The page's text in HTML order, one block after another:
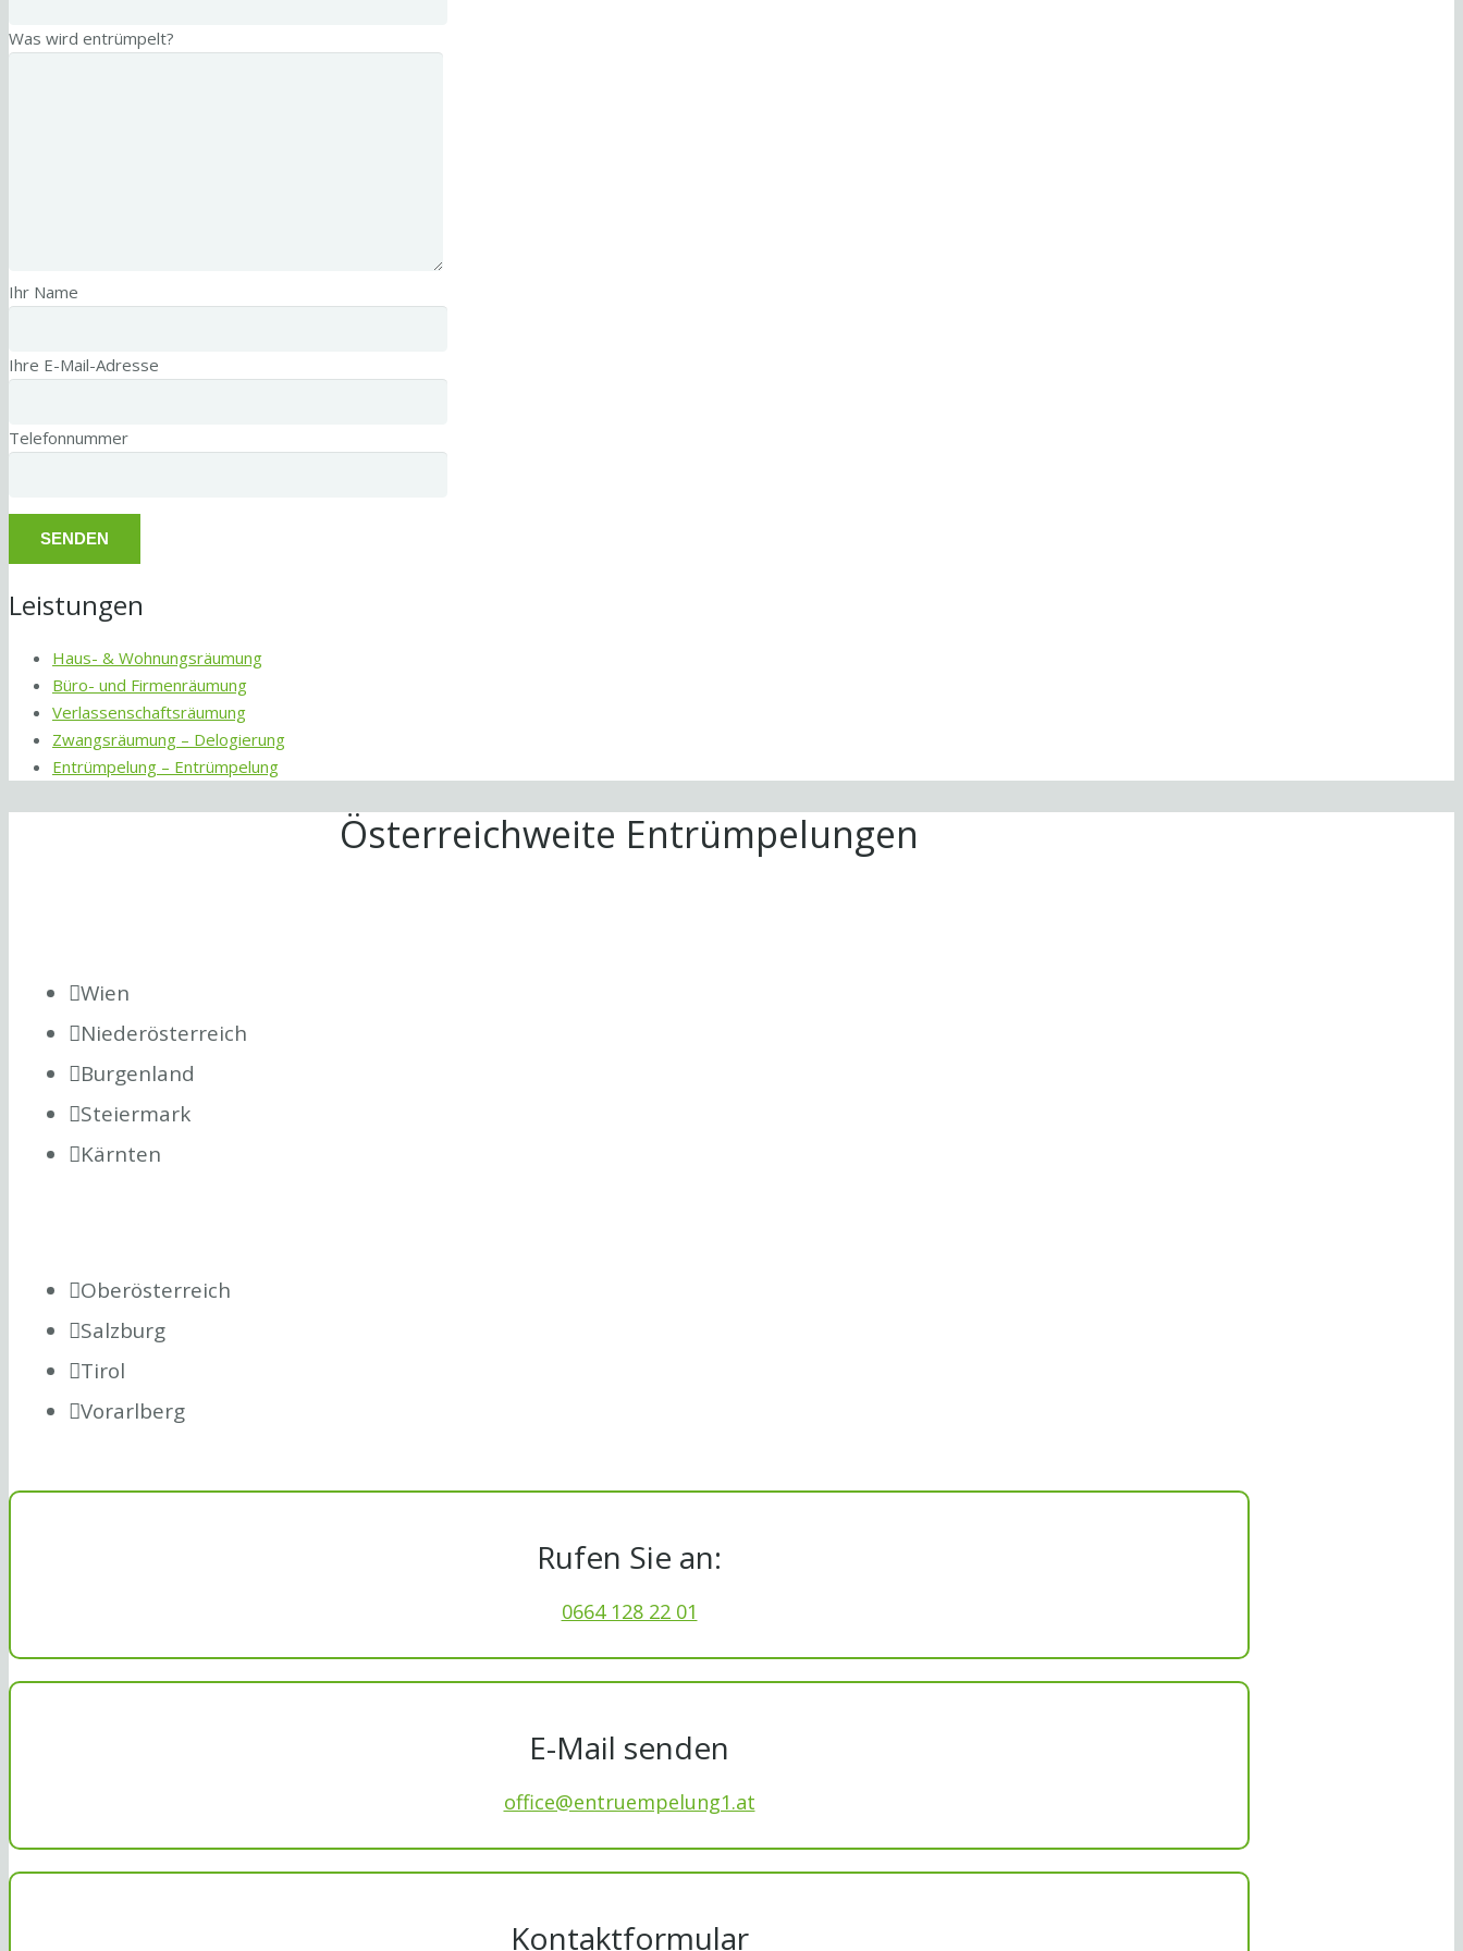
Was wird entrümpelt?
Ihr Name
Ihre E-Mail-Adresse
Telefonnummer
Leistungen
Haus- & Wohnungsräumung
Büro- und Firmenräumung
Verlassenschaftsräumung
Zwangsräumung – Delogierung
Entrümpelung – Entrümpelung
Österreichweite Entrümpelungen
Wien
Niederösterreich
Burgenland
Steiermark
Kärnten
Oberösterreich
Salzburg
Tirol
Vorarlberg
Rufen Sie an:
0664 128 22 01
E-Mail senden
office@entruempelung1.at
Kontaktformular